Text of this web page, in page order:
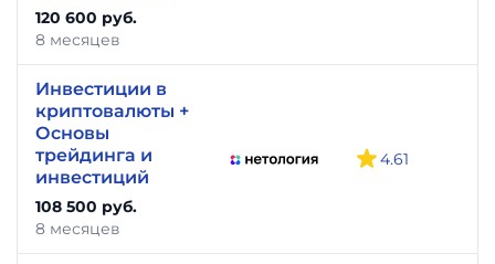
120 600 руб.
8 месяцев
Инвестиции в
криптовалюты +
Основы
трейдинга и
инвестиций
108 500 руб.
8 месяцев
4.61